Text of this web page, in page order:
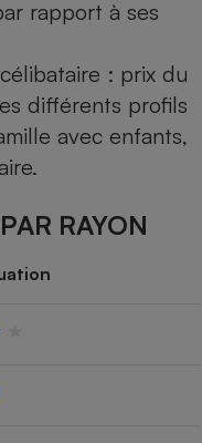
rapport à ses
: prix du
différents profils
avec enfants,
RAYON